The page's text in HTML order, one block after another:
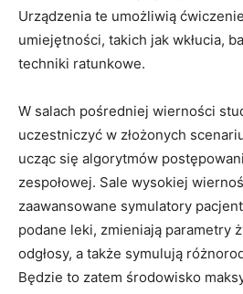
Urządzenia te umożliwią
umiejętności, takich jak wkłucia,
techniki ratunkowe.
W salach pośredniej wierności
uczestniczyć w złożonych
ucząc się algorytmów
zespołowej. Sale wysokiej
zaawansowane symulatory
podane leki, zmieniają parametry
odgłosy, a także symulują
Będzie to zatem środowisko